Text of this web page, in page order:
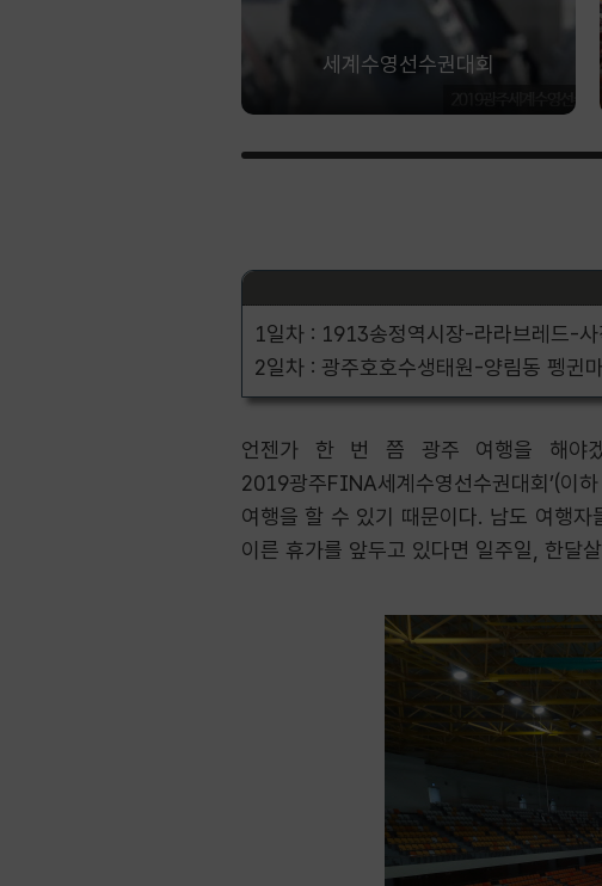
세계수영선수권대회
1일차 : 1913송정역시장-라라브레드-사
2일차 : 광주호호수생태원-양림동 펭귄
언젠가 한 번 쯤 광주 여행을 해야
2019광주FINA세계수영선수권대회’(이
여행을 할 수 있기 때문이다. 남도 여행
이른 휴가를 앞두고 있다면 일주일, 한달